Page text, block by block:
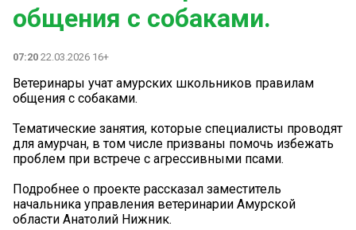
общения с собаками.
07:20 22.03.2026 16+
Ветеринары учат амурских школьников правилам
общения с собаками.
Тематические занятия, которые специалисты проводят
для амурчан, в том числе призваны помочь избежать
проблем при встрече с агрессивными псами.
Подробнее о проекте рассказал заместитель
начальника управления ветеринарии Амурской
области Анатолий Нижник.